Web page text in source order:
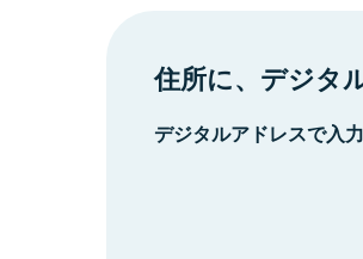
住所に、デジタ
デジタルアドレスで入